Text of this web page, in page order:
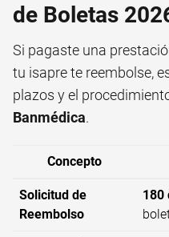
de Boletas
Si pagaste una
tu isapre te reembolse,
plazos y el
Banmédica.
Concepto
Solicitud de
Reembolso
180